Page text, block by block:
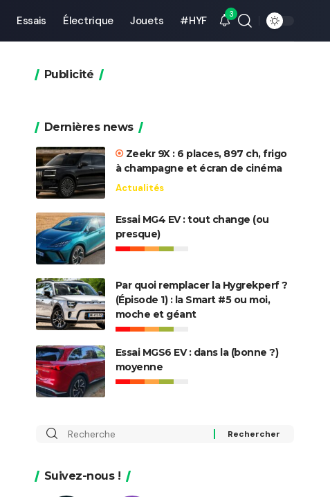
Essais Électrique Jouets #HYF
3
Publicité
Dernières news
Zeekr 9X : 6 places, 897 ch, frigo
à champagne et écran de cinéma
Actualités
Essai MG4 EV : tout change (ou
presque)
Par quoi remplacer la Hygrekperf ?
(Épisode 1) : la Smart #5 ou moi,
moche et géant
Essai MGS6 EV : dans la (bonne ?)
moyenne
Rechercher
Suivez-nous !